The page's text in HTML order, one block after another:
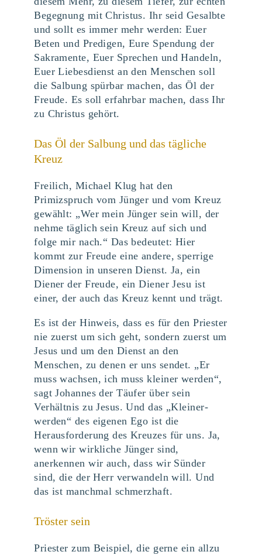
Begegnung mit Christus. Ihr seid Gesalbte
und sollt es immer mehr werden: Euer
Beten und Predigen, Eure Spendung der
Sakramente, Euer Sprechen und Handeln,
Euer Liebesdienst an den Menschen soll
die Salbung spürbar machen, das Öl der
Freude. Es soll erfahrbar machen, dass Ihr
zu Christus gehört.
Das Öl der Salbung und das tägliche
Kreuz
Freilich, Michael Klug hat den
Primizspruch vom Jünger und vom Kreuz
gewählt: „Wer mein Jünger sein will, der
nehme täglich sein Kreuz auf sich und
folge mir nach.“ Das bedeutet: Hier
kommt zur Freude eine andere, sperrige
Dimension in unseren Dienst. Ja, ein
Diener der Freude, ein Diener Jesu ist
einer, der auch das Kreuz kennt und trägt.
Es ist der Hinweis, dass es für den Priester
nie zuerst um sich geht, sondern zuerst um
Jesus und um den Dienst an den
Menschen, zu denen er uns sendet. „Er
muss wachsen, ich muss kleiner werden“,
sagt Johannes der Täufer über sein
Verhältnis zu Jesus. Und das „Kleiner-
werden“ des eigenen Ego ist die
Herausforderung des Kreuzes für uns. Ja,
wenn wir wirkliche Jünger sind,
anerkennen wir auch, dass wir Sünder
sind, die der Herr verwandeln will. Und
das ist manchmal schmerzhaft.
Tröster sein
Priester zum Beispiel, die gerne ein allzu